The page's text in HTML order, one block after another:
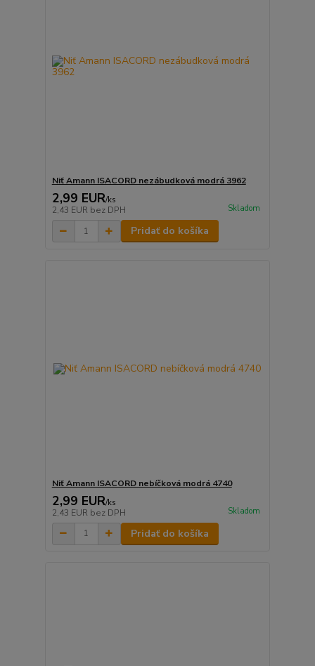
Niť Amann ISACORD nezábudková modrá 3962
2,99 EUR/ks
2,43 EUR bez DPH Skladom
Pridať do košíka
Niť Amann ISACORD nebíčková modrá 4740
2,99 EUR/ks
2,43 EUR bez DPH Skladom
Pridať do košíka